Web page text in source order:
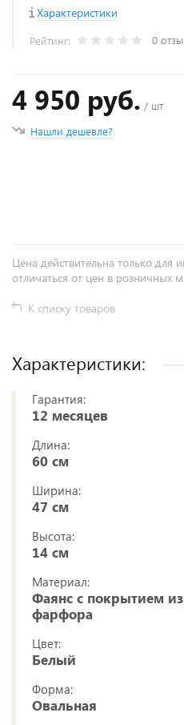
Характеристики
Рейтинг: 0
4 950 руб. / шт
Нашли дешевле?
Цена действительна только для
отличаться от цен в розничных
К списку товаров
Характеристики:
Гарантия:
12 месяцев
Длина:
60 см
Ширина:
47 см
Высота:
14 см
Материал:
Фаянс с покрытием
фарфора
Цвет:
Белый
Форма:
Овальная